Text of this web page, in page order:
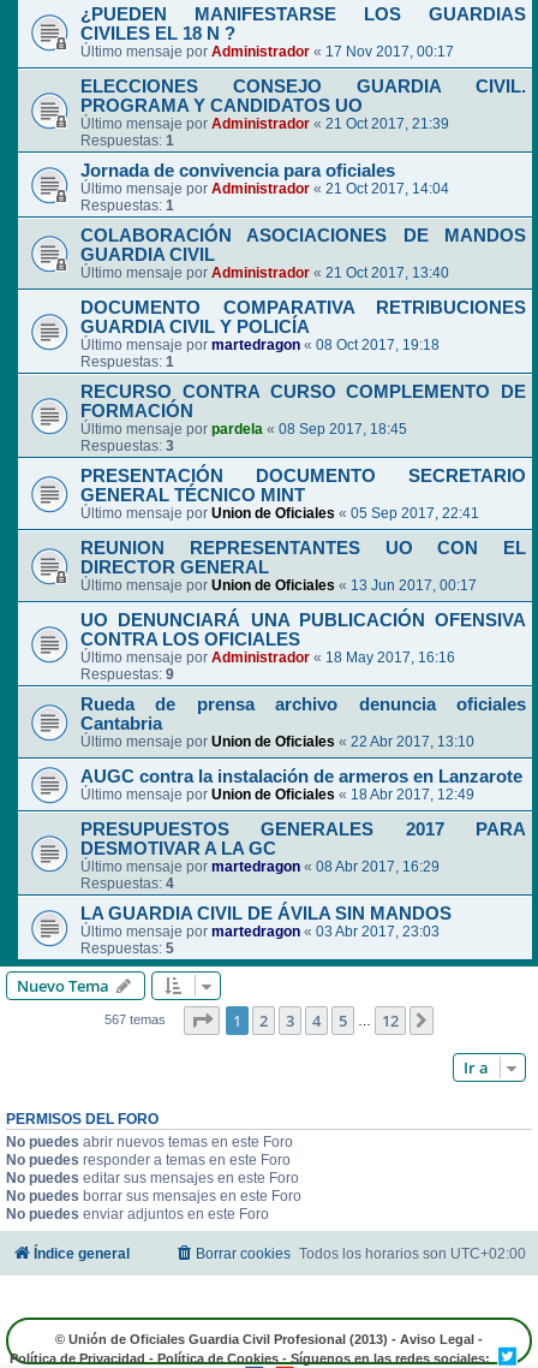
¿PUEDEN MANIFESTARSE LOS GUARDIAS
CIVILES EL 18 N ?
Último mensaje por Administrador « 17 Nov 2017, 00:17
ELECCIONES CONSEJO GUARDIA CIVIL.
PROGRAMA Y CANDIDATOS UO
Último mensaje por Administrador « 21 Oct 2017, 21:39
Respuestas: 1
Jornada de convivencia para oficiales
Último mensaje por Administrador « 21 Oct 2017, 14:04
Respuestas: 1
COLABORACIÓN ASOCIACIONES DE MANDOS
GUARDIA CIVIL
Último mensaje por Administrador « 21 Oct 2017, 13:40
DOCUMENTO COMPARATIVA RETRIBUCIONES
GUARDIA CIVIL Y POLICÍA
Último mensaje por martedragon « 08 Oct 2017, 19:18
Respuestas: 1
RECURSO CONTRA CURSO COMPLEMENTO DE
FORMACIÓN
Último mensaje por pardela « 08 Sep 2017, 18:45
Respuestas: 3
PRESENTACIÓN DOCUMENTO SECRETARIO
GENERAL TÉCNICO MINT
Último mensaje por Union de Oficiales « 05 Sep 2017, 22:41
REUNION REPRESENTANTES UO CON EL
DIRECTOR GENERAL
Último mensaje por Union de Oficiales « 13 Jun 2017, 00:17
UO DENUNCIARÁ UNA PUBLICACIÓN OFENSIVA
CONTRA LOS OFICIALES
Último mensaje por Administrador « 18 May 2017, 16:16
Respuestas: 9
Rueda de prensa archivo denuncia oficiales
Cantabria
Último mensaje por Union de Oficiales « 22 Abr 2017, 13:10
AUGC contra la instalación de armeros en Lanzarote
Último mensaje por Union de Oficiales « 18 Abr 2017, 12:49
PRESUPUESTOS GENERALES 2017 PARA
DESMOTIVAR A LA GC
Último mensaje por martedragon « 08 Abr 2017, 16:29
Respuestas: 4
LA GUARDIA CIVIL DE ÁVILA SIN MANDOS
Último mensaje por martedragon « 03 Abr 2017, 23:03
Respuestas: 5
Nuevo Tema
567 temas Página de 12
1 2 3 4 5 … 12
Ir a
PERMISOS DEL FORO
No puedes abrir nuevos temas en este Foro
No puedes responder a temas en este Foro
No puedes editar sus mensajes en este Foro
No puedes borrar sus mensajes en este Foro
No puedes enviar adjuntos en este Foro
Índice general Todos los horarios son UTC+02:00
Borrar cookies
© Unión de Oficiales Guardia Civil Profesional (2013) - Aviso Legal -
Política de Privacidad-Política de Cookies- Síguenos en las redes sociales: